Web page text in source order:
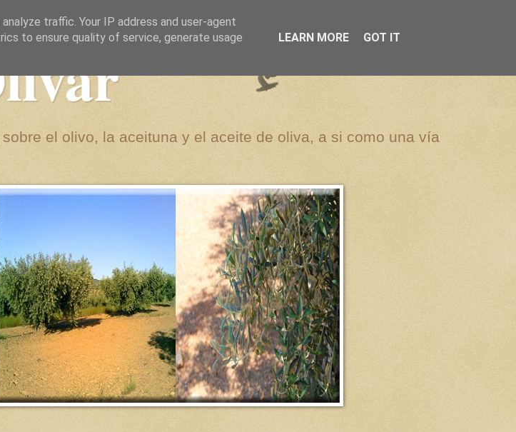
el olivo, la aceituna y el aceite de oliva, a si como una vía
traffic. Your IP address and user-agent
to ensure quality of service, generate usage
LEARN MORE GOT IT